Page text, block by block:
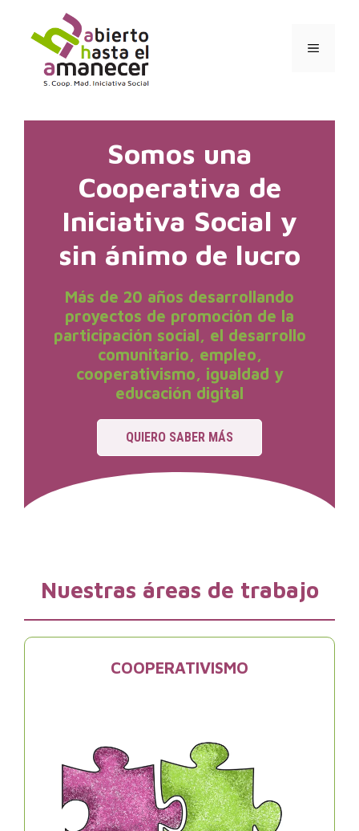
contenido
MENÚ
Somos una
Cooperativa de
Iniciativa Social y
sin ánimo de lucro
Más de 20 años desarrollando
proyectos de promoción de la
participación social, el desarrollo
comunitario, empleo,
cooperativismo, igualdad y
educación digital
QUIERO SABER MÁS
Nuestras áreas de trabajo
COOPERATIVISMO